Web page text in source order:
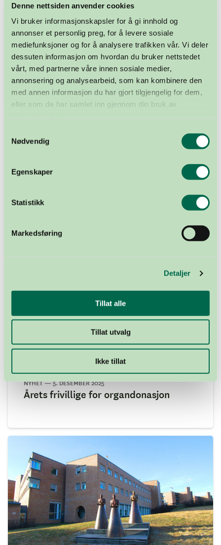
Denne nettsiden anvender cookies
Vi bruker informasjonskapsler for å gi innhold og
annonser et personlig preg, for å levere sosiale
mediefunksjoner og for å analysere trafikken vår. Vi deler
dessuten informasjon om hvordan du bruker nettstedet
vårt, med partnerne våre innen sosiale medier,
annonsering og analysearbeid, som kan kombinere den
med annen informasjon du har gjort tilgjengelig for dem,
eller som de har samlet inn gjennom din bruk av
Nødvendig
Egenskaper
Statistikk
Markedsføring
Detaljer
Tillat alle
Tillat utvalg
Ikke tillat
Rekordfå venter på lunger
Kronprinsessens åpenhet om egen
sykdom redder liv
NYHET — 5. DESEMBER 2025
Årets frivillige for organdonasjon